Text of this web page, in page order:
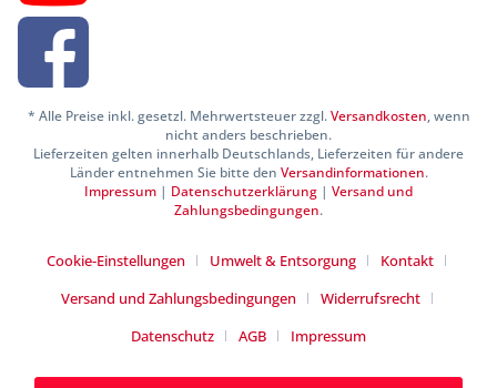
* Alle Preise inkl. gesetzl. Mehrwertsteuer zzgl.Versandkosten, wenn
nicht anders beschrieben.
Lieferzeiten gelten innerhalb Deutschlands, Lieferzeiten für andere
Länder entnehmen Sie bitte den Versandinformationen.
Impressum | Datenschutzerklärung | Versand und
Zahlungsbedingungen.
Cookie-Einstellungen Umwelt & Entsorgung
Kontakt
Versand und Zahlungsbedingungen
Widerrufsrecht
Datenschutz
AGB Impressum